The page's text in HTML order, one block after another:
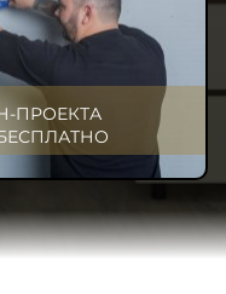
ПРОЕКТА